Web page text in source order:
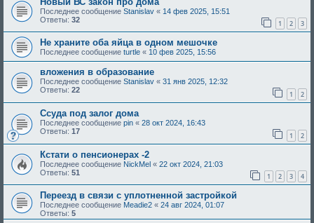
Последнее сообщение Stanislav « 14 фев 2025, 15:51
Ответы: 32 1 2 3
Не храните оба яйца в одном мешочке
Последнее сообщение turtle « 10 фев 2025, 15:56
вложения в образование
Последнее сообщение Stanislav « 31 янв 2025, 12:32
Ответы: 22 1 2
Ссуда под залог дома
Последнее сообщение pin « 28 окт 2024, 16:43
Ответы: 17 1 2
Кстати о пенсионерах -2
Последнее сообщение NickMel « 22 окт 2024, 21:03
Ответы: 51 1 2 3 4
Переезд в связи с уплотненной застройкой
Последнее сообщение Meadie2 « 24 авг 2024, 01:07
Ответы: 5